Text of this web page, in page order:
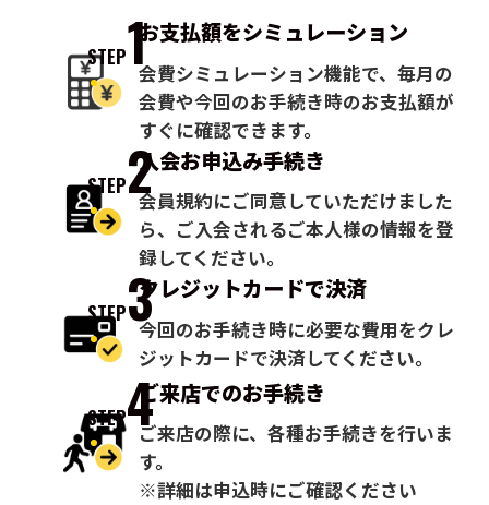
STEP1お支払額をシミュレーション
会費シミュレーション機能で、毎月の
会費や今回のお手続き時のお支払額が
すぐに確認できます。
STEP2入会お申込み手続き
会員規約にご同意していただけました
ら、ご入会されるご本人様の情報を登
録してください。
STEP3クレジットカードで決済
今回のお手続き時に必要な費用をクレ
ジットカードで決済してください。
STEP4ご来店でのお手続き
ご来店の際に、各種お手続きを行いま
す。
※詳細は申込時にご確認ください